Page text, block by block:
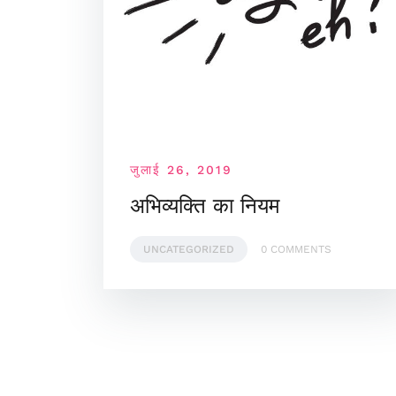
जुलाई 26, 2019
अभिव्यक्ति का नियम
UNCATEGORIZED 0 COMMENTS